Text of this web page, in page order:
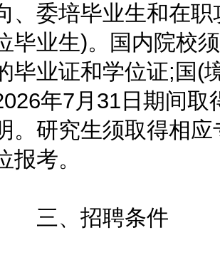
、委培毕业生和在
毕业生)。国内院校
毕业证和学位证;国(
年7月31日期间取
。研究生须取得相
报考。
三、招聘条件